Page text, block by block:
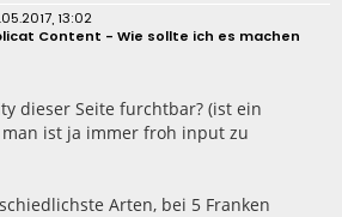
13:02
Content - Wie sollte ich es machen
dieser Seite furchtbar? (ist ein
ist ja immer froh input zu
Arten, bei 5 Franken